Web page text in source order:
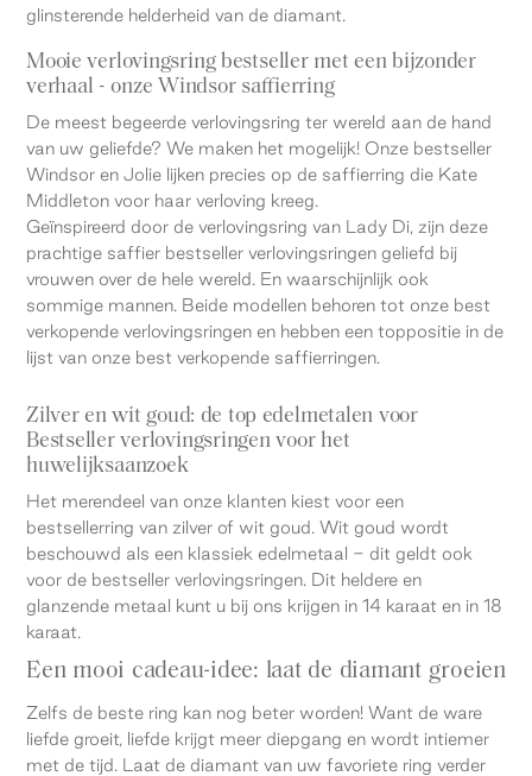
glinsterende helderheid van de diamant.
Mooie verlovingsring bestseller met een bijzonder
verhaal - onze Windsor saffierring
De meest begeerde verlovingsring ter wereld aan de hand
van uw geliefde? We maken het mogelijk! Onze bestseller
Windsor en Jolie lijken precies op de saffierring die Kate
Middleton voor haar verloving kreeg.
Geïnspireerd door de verlovingsring van Lady Di, zijn deze
prachtige saffier bestseller verlovingsringen geliefd bij
vrouwen over de hele wereld. En waarschijnlijk ook
sommige mannen. Beide modellen behoren tot onze best
verkopende verlovingsringen en hebben een toppositie in de
lijst van onze best verkopende saffierringen.
Zilver en wit goud: de top edelmetalen voor
Bestseller verlovingsringen voor het
huwelijksaanzoek
Het merendeel van onze klanten kiest voor een
bestsellerring van zilver of wit goud. Wit goud wordt
beschouwd als een klassiek edelmetaal - dit geldt ook
voor de bestseller verlovingsringen. Dit heldere en
glanzende metaal kunt u bij ons krijgen in 14 karaat en in 18
karaat.
Een mooi cadeau-idee: laat de diamant groeien
Zelfs de beste ring kan nog beter worden! Want de ware
liefde groeit, liefde krijgt meer diepgang en wordt intiemer
met de tijd. Laat de diamant van uw favoriete ring verder